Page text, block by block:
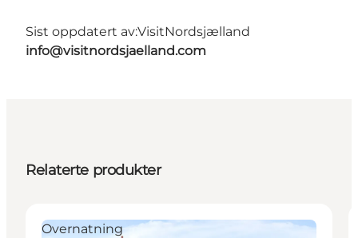
Sist oppdatert av:VisitNordsjælland
info@visitnordsjaelland.com
Relaterte produkter
Overnatning